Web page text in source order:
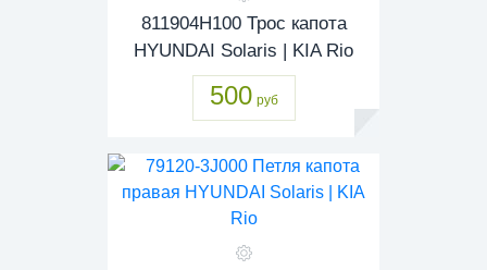
811904H100 Трос капота
HYUNDAI Solaris | KIA Rio
500 руб